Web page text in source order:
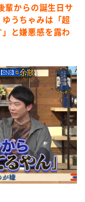
輩からの誕生日サ
うちゃみは「超
と嫌悪感を露わ